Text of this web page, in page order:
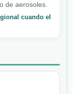
de aerosoles.
cuando el